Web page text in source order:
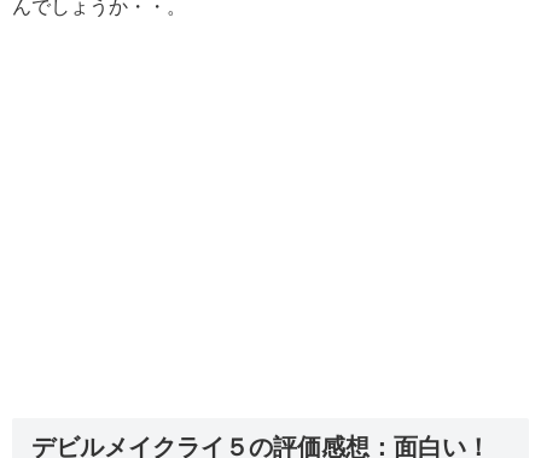
んでしょうか・・。
デビルメイクライ５の評価感想：面白い！